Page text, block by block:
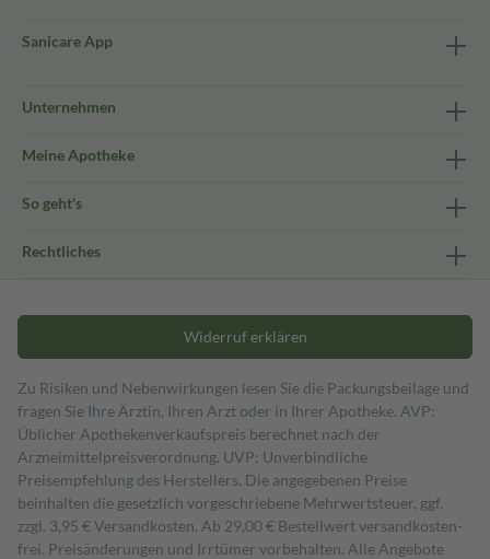
Sanicare App
Unternehmen
Meine Apotheke
So geht's
Rechtliches
Widerruf erklären
Zu Risiken und Nebenwirkungen lesen Sie die Packungsbeilage und
fragen Sie Ihre Ärztin, Ihren Arzt oder in Ihrer Apotheke. AVP:
Üblicher Apothekenverkaufspreis berechnet nach der
Arzneimittelpreisverordnung. UVP: Unverbindliche
Preisempfehlung des Herstellers. Die angegebenen Preise
beinhalten die gesetzlich vorgeschriebene Mehrwertsteuer, ggf.
zzgl. 3,95 € Versandkosten. Ab 29,00 € Bestell­wert versand­kosten­
frei. Preisänderungen und Irrtümer vorbehalten. Alle Angebote